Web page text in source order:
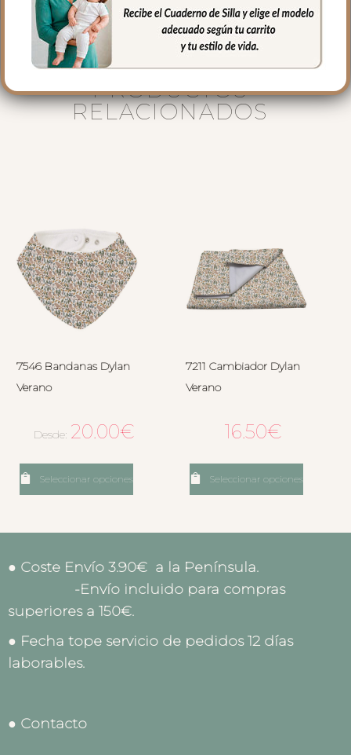
PRODUCTOS
RELACIONADOS
7546 Bandanas Dylan
Verano
Desde: 20.00€
Seleccionar opciones
7211 Cambiador Dylan
Verano
16.50€
Seleccionar opciones
● Coste Envío 3.90€ a la Península.
-Envío incluido para compras
superiores a 150€.
● Fecha tope servicio de pedidos 12 días
laborables.
● Contacto